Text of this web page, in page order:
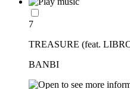
7
TREASURE (feat.
BANBI